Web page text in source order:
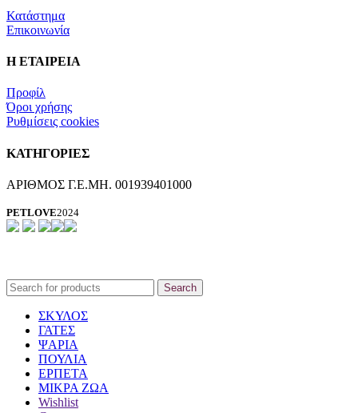
Κατάστημα
Επικοινωνία
Η ΕΤΑΙΡΕΙΑ
Προφίλ
Όροι χρήσης
Ρυθμίσεις cookies
ΚΑΤΗΓΟΡΙΕΣ
ΑΡΙΘΜΟΣ Γ.Ε.ΜΗ. 001939401000
PETLOVE2024
Search
ΣΚΥΛΟΣ
ΓΑΤΕΣ
ΨΑΡΙΑ
ΠΟΥΛΙΑ
ΕΡΠΕΤΑ
ΜΙΚΡΑ ΖΩΑ
Wishlist